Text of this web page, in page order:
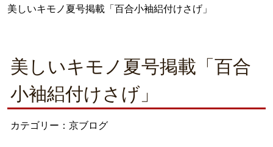
美しいキモノ夏号掲載「百合小袖絽付けさげ」
美しいキモノ夏号掲載「百合
小袖絽付けさげ」
カテゴリー：京ブログ